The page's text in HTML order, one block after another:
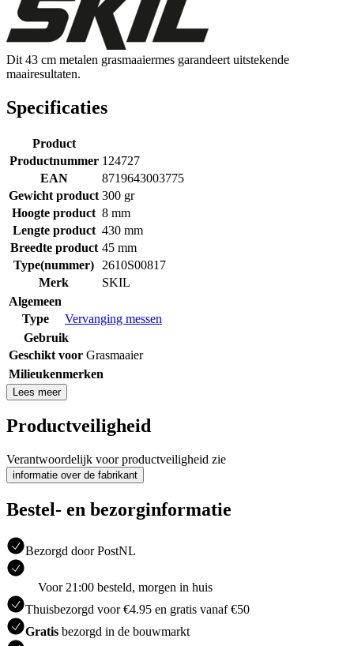
Dit 43 cm metalen grasmaaiermes garandeert uitstekende
maairesultaten.
Specificaties
Product
Productnummer 124727
EAN
8719643003775
Gewicht product 300 gr
Hoogte product 8 mm
Lengte product 430 mm
Breedte product 45 mm
Type(nummer)
2610S00817
Merk
SKIL
Algemeen
Type
Vervanging messen
Gebruik
Geschikt voor Grasmaaier
Milieukenmerken
Lees meer
Productveiligheid
Verantwoordelijk voor productveiligheid zie
informatie over de fabrikant
Bestel- en bezorginformatie
Bezorgd door PostNL
Voor 21:00 besteld, morgen in huis
Thuisbezorgd voor €4.95 en gratis vanaf €50
Gratis bezorgd in de bouwmarkt